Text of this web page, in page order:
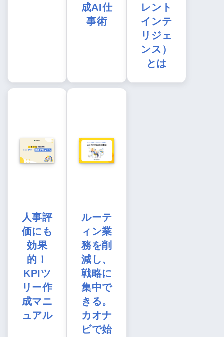
成AI仕
事術
レント
インテ
リジェ
ンス）
とは
人事評
価にも
効果
的！
KPIツ
リー作
成マニ
ュアル
ルーテ
ィン業
務を削
減し、
戦略に
集中で
きる。
カオナ
ビで始